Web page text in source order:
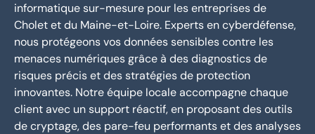
informatique sur-mesure pour les entreprises de
Cholet et du Maine-et-Loire. Experts en cyberdéfense,
nous protégeons vos données sensibles contre les
menaces numériques grâce à des diagnostics de
risques précis et des stratégies de protection
innovantes. Notre équipe locale accompagne chaque
client avec un support réactif, en proposant des outils
de cryptage, des pare-feu performants et des analyses